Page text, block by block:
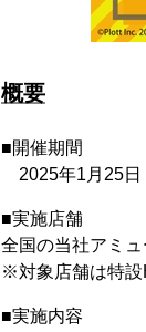
概要
■開催期間
2025年1月25日
■実施店舗
全国の当社アミ
※対象店舗は特設
■実施内容